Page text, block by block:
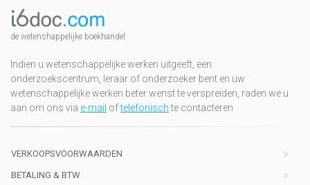
de wetenshappelijke boekhandel
Indien u wetenschappelijke werken uitgeeft, een
onderzoekscentrum, leraar of onderzoeker bent en uw
wetenschappelijke werken beter wenst te verspreiden, raden we u
aan om ons via e-mail oftelefonischte contacteren
VERKOOPSVOORWAARDEN
BETALING & BTW